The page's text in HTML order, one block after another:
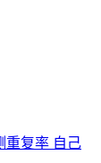
重复率 自己